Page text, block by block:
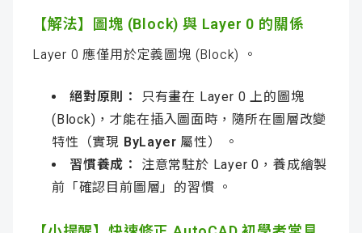
【解法】圖塊 (Block) 與 Layer 0 的關係
Layer 0 應僅用於定義圖塊 (Block) 。
絕對原則：
只有畫在 Layer 0 上的圖塊
(Block)，才能在插入圖面時，隨所在圖層改變
特性（實現 ByLayer 屬性） 。
習慣養成：
注意常駐於 Layer 0，養成繪製
前「確認目前圖層」的習慣 。